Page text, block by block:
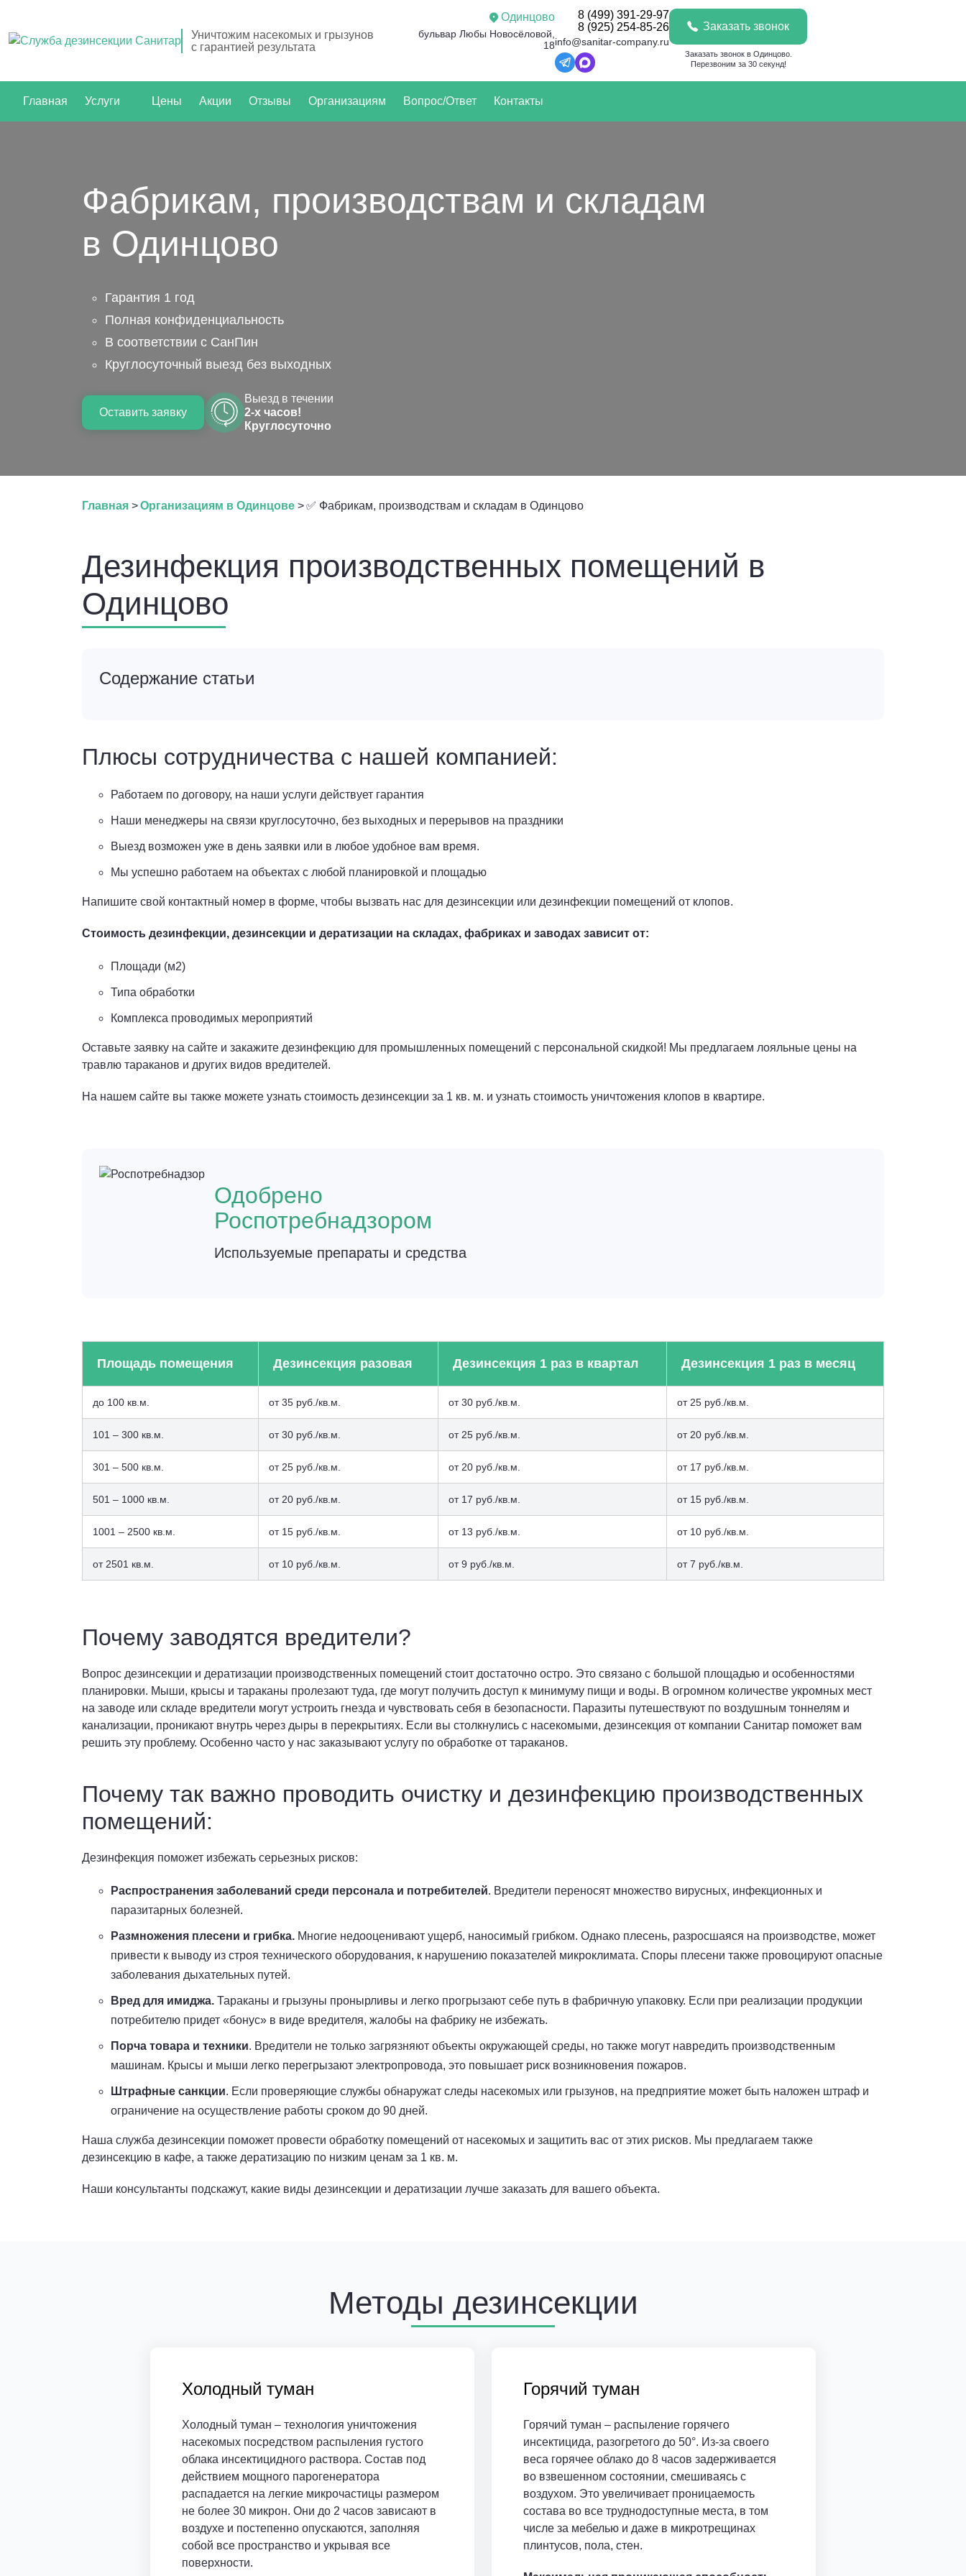
Уничтожим насекомых и грызунов
с гарантией результата
Одинцово
бульвар Любы Новосёловой,
18
8 (499) 391-29-97
8 (925) 254-85-26
info@sanitar-company.ru
Заказать звонок
Заказать звонок в Одинцово.
Перезвоним за 30 секунд!
Главная Услуги Цены Акции Отзывы Организациям Вопрос/Ответ Контакты
Фабрикам, производствам и складам
в Одинцово
Гарантия 1 год
Полная конфиденциальность
В соответствии с СанПин
Круглосуточный выезд без выходных
Оставить заявку
Выезд в течении
2-х часов!
Круглосуточно
Главная >Организациям в Одинцове >✅ Фабрикам, производствам и складам в Одинцово
Дезинфекция производственных помещений в
Одинцово
Содержание статьи
Плюсы сотрудничества с нашей компанией:
Работаем по договору, на наши услуги действует гарантия
Наши менеджеры на связи круглосуточно, без выходных и перерывов на праздники
Выезд возможен уже в день заявки или в любое удобное вам время.
Мы успешно работаем на объектах с любой планировкой и площадью
Напишите свой контактный номер в форме, чтобы вызвать нас для дезинсекции или дезинфекции помещений от клопов.
Стоимость дезинфекции, дезинсекции и дератизации на складах, фабриках и заводах зависит от:
Площади (м2)
Типа обработки
Комплекса проводимых мероприятий
Оставьте заявку на сайте и закажите дезинфекцию для промышленных помещений с персональной скидкой! Мы предлагаем лояльные цены на
травлю тараканов и других видов вредителей.
На нашем сайте вы также можете узнать стоимость дезинсекции за 1 кв. м. и узнать стоимость уничтожения клопов в квартире.
Одобрено
Роспотребнадзором
Используемые препараты и средства
Площадь помещения Дезинсекция разовая Дезинсекция 1 раз в квартал Дезинсекция 1 раз в месяц
до 100 кв.м. от 35 руб./кв.м. от 30 руб./кв.м. от 25 руб./кв.м.
101 – 300 кв.м. от 30 руб./кв.м. от 25 руб./кв.м. от 20 руб./кв.м.
301 – 500 кв.м. от 25 руб./кв.м. от 20 руб./кв.м. от 17 руб./кв.м.
501 – 1000 кв.м. от 20 руб./кв.м. от 17 руб./кв.м. от 15 руб./кв.м.
1001 – 2500 кв.м. от 15 руб./кв.м. от 13 руб./кв.м. от 10 руб./кв.м.
от 2501 кв.м. от 10 руб./кв.м. от 9 руб./кв.м. от 7 руб./кв.м.
Почему заводятся вредители?
Вопрос дезинсекции и дератизации производственных помещений стоит достаточно остро. Это связано с большой площадью и особенностями
планировки. Мыши, крысы и тараканы пролезают туда, где могут получить доступ к минимуму пищи и воды. В огромном количестве укромных мест
на заводе или складе вредители могут устроить гнезда и чувствовать себя в безопасности. Паразиты путешествуют по воздушным тоннелям и
канализации, проникают внутрь через дыры в перекрытиях. Если вы столкнулись с насекомыми, дезинсекция от компании Санитар поможет вам
решить эту проблему. Особенно часто у нас заказывают услугу по обработке от тараканов.
Почему так важно проводить очистку и дезинфекцию производственных
помещений:
Дезинфекция поможет избежать серьезных рисков:
Распространения заболеваний среди персонала и потребителей. Вредители переносят множество вирусных, инфекционных и
паразитарных болезней.
Размножения плесени и грибка. Многие недооценивают ущерб, наносимый грибком. Однако плесень, разросшаяся на производстве, может
привести к выводу из строя технического оборудования, к нарушению показателей микроклимата. Споры плесени также провоцируют опасные
заболевания дыхательных путей.
Вред для имиджа. Тараканы и грызуны пронырливы и легко прогрызают себе путь в фабричную упаковку. Если при реализации продукции
потребителю придет «бонус» в виде вредителя, жалобы на фабрику не избежать.
Порча товара и техники. Вредители не только загрязняют объекты окружающей среды, но также могут навредить производственным
машинам. Крысы и мыши легко перегрызают электропровода, это повышает риск возникновения пожаров.
Штрафные санкции. Если проверяющие службы обнаружат следы насекомых или грызунов, на предприятие может быть наложен штраф и
ограничение на осуществление работы сроком до 90 дней.
Наша служба дезинсекции поможет провести обработку помещений от насекомых и защитить вас от этих рисков. Мы предлагаем также
дезинсекцию в кафе, а также дератизацию по низким ценам за 1 кв. м.
Наши консультанты подскажут, какие виды дезинсекции и дератизации лучше заказать для вашего объекта.
Методы дезинсекции
Холодный туман
Холодный туман – технология уничтожения
насекомых посредством распыления густого
облака инсектицидного раствора. Состав под
действием мощного парогенератора
распадается на легкие микрочастицы размером
не более 30 микрон. Они до 2 часов зависают в
воздухе и постепенно опускаются, заполняя
собой все пространство и укрывая все
поверхности.
Горячий туман
Горячий туман – распыление горячего
инсектицида, разогретого до 50°. Из-за своего
веса горячее облако до 8 часов задерживается
во взвешенном состоянии, смешиваясь с
воздухом. Это увеличивает проницаемость
состава во все труднодоступные места, в том
числе за мебелью и даже в микротрещинах
плинтусов, пола, стен.